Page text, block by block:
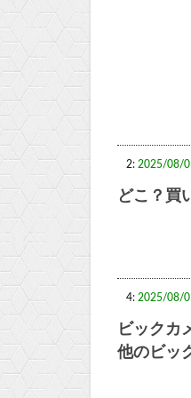
2: 2025/08/
どこ？買
4: 2025/08/
ビックカ
他のビッ